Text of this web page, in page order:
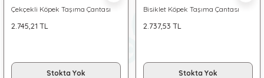
Çekçekli Köpek Taşıma Çantası
2.745,21 TL
Stokta Yok
Bisiklet Köpek Taşıma Çantası
2.737,53 TL
Stokta Yok